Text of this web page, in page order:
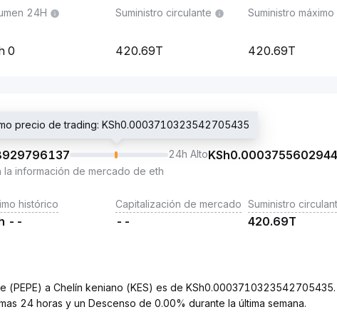
24H
0
Suministro circulante
420.69T
Suministro máximo
420.69T
precio de trading: KSh0.0003710323542705435
24h AltoKSh
información de mercado de eth
histórico
--
Capitalización de mercado
--
Suministro
420.69T
(PEPE) a Chelín keniano (KES) es de KSh0.0003710323542705435.
24 horas y un Descenso de 0.00% durante la última semana.